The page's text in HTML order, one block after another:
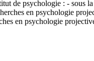
de psychologie : - sous
en psychologie
en psychologie